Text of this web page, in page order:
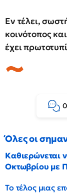
Εν τέλει,
κοινότοπος
έχει
0
Όλες οι
Καθιερώνεται
Οκτωβρίου με
Το τέλος μιας